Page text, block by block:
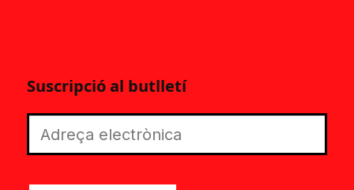
Suscripció al butlletí